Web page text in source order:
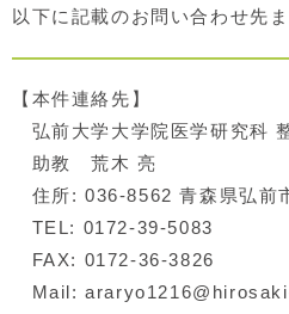
以下に記載のお問い合わせ先
【本件連絡先】
弘前大学大学院医学研究科
助教 荒木 亮
住所: 036-8562 青森県弘前
TEL: 0172-39-5083
FAX: 0172-36-3826
Mail: